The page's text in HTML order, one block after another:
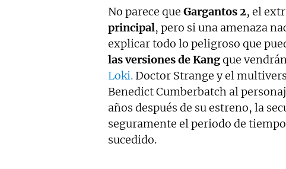
No parece que Gargantos 2, el
principal, pero si una amenaza
explicar todo lo peligroso que
las versiones de Kangque
Loki. Doctor Strange y el
Benedict Cumberbatch al
años después de su estreno, la
seguramente el periodo de
sucedido.